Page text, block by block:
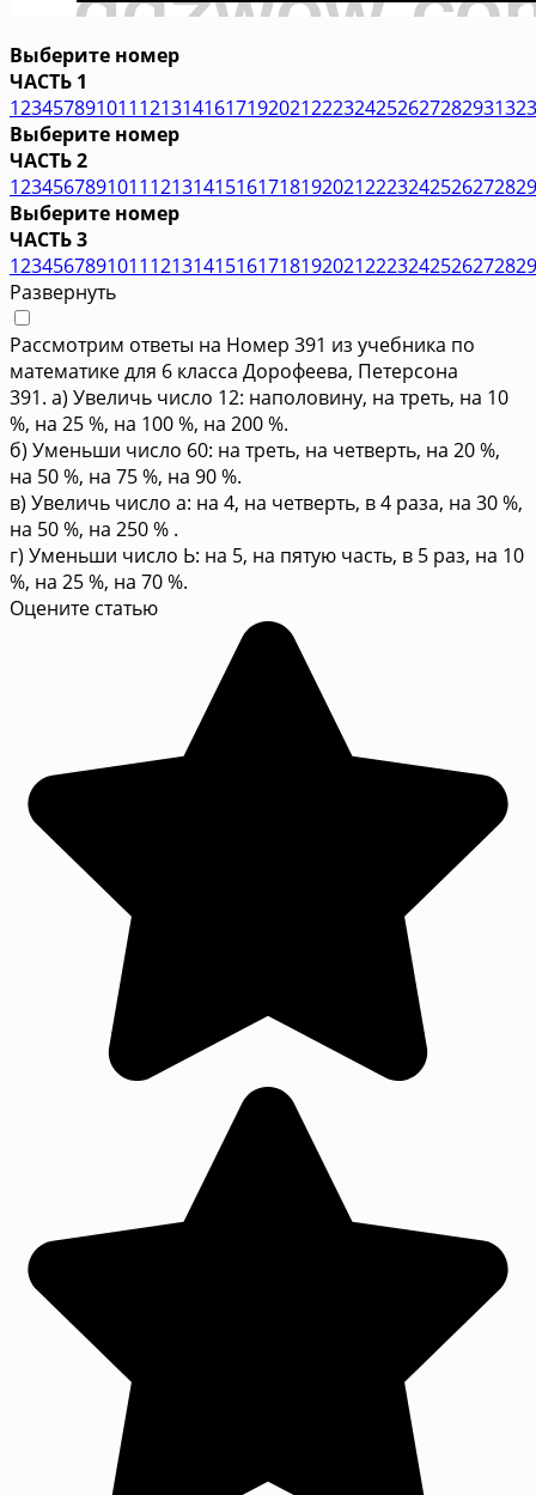
Выберите номер
ЧАСТЬ 1
123457891011121314161719202122232425262728293132
Выберите номер
ЧАСТЬ 2
1234567891011121314151617181920212223242526272829
Выберите номер
ЧАСТЬ 3
1234567891011121314151617181920212223242526272829
Развернуть
Рассмотрим ответы на Номер 391 из учебника по
математике для 6 класса Дорофеева, Петерсона
391. а) Увеличь число 12: наполовину, на треть, на 10
%, на 25 %, на 100 %, на 200 %.
б) Уменьши число 60: на треть, на четверть, на 20 %,
на 50 %, на 75 %, на 90 %.
в) Увеличь число а: на 4, на четверть, в 4 раза, на 30 %,
на 50 %, на 250 % .
г) Уменьши число Ь: на 5, на пятую часть, в 5 раз, на 10
%, на 25 %, на 70 %.
Оцените статью